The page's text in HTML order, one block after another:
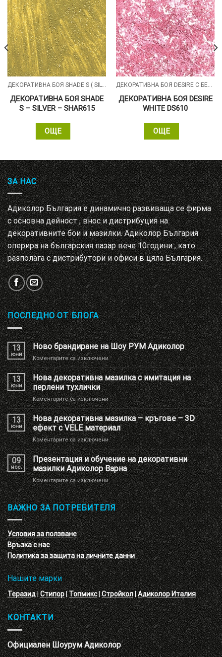
ДЕКОРАТИВНА БОЯ SHADE S ( SILVER , GOLD , ALUMIN ) СЪС ПЕРЛЕН ПЯСЪЧЕН ЕФЕКТ
ДЕКОРАТИВНА БОЯ SHADE
S – SILVER – SHAR615
ОЩЕ
ДЕКОРАТИВНА БОЯ DESIRE С БЕЛИ СИЛИКОНОВИ ЧАСТИЦИ
ДЕКОРАТИВНА БОЯ DESIRE
WHITE DS610
ОЩЕ
ЗА НАС
Адиколор България е динамично развиваща се фирма
с основна дейност , внос и дистрибуция на
декоративните бои и мазилки. Адиколор България
оперира на българския пазар вече 10години , като
разполага с дистрибутори и офиси в цяла България.
ПОСЛЕДНО ОТ БЛОГА
13
юни
Ново брандиране на Шоу РУМ Адиколор
Коментарите са изключениза
Ново
брандиране
на
Шоу
РУМ
Адиколор
13
юни
Нова декоративна мазилка с имитация на
перлени тухлички
Коментарите са изключениза
Нова
декоративна
мазилка
с
имитация
на
перлени
тухлички
13
юни
Нова декоративна мазилка – кръгове – 3D
ефект с VELE материал
Коментарите са изключениза
Нова
декоративна
мазилка
–
кръгове
–
3D
ефект
с
VELE
материал
09
ное.
Презентация и обучение на декоративни
мазилки Адиколор Варна
Коментарите са изключениза
Презентация
и
обучение
на
декоративни
мазилки
Адиколор
Варна
ВАЖНО ЗА ПОТРЕБИТЕЛЯ
Условия за ползване
Връзка с нас
Политика за защита на личните данни
Нашите марки
Теразид|Стипор|Топмикс|Стройкол|Адиколор Италия
КОНТАКТИ
Официален Шоурум Адиколор